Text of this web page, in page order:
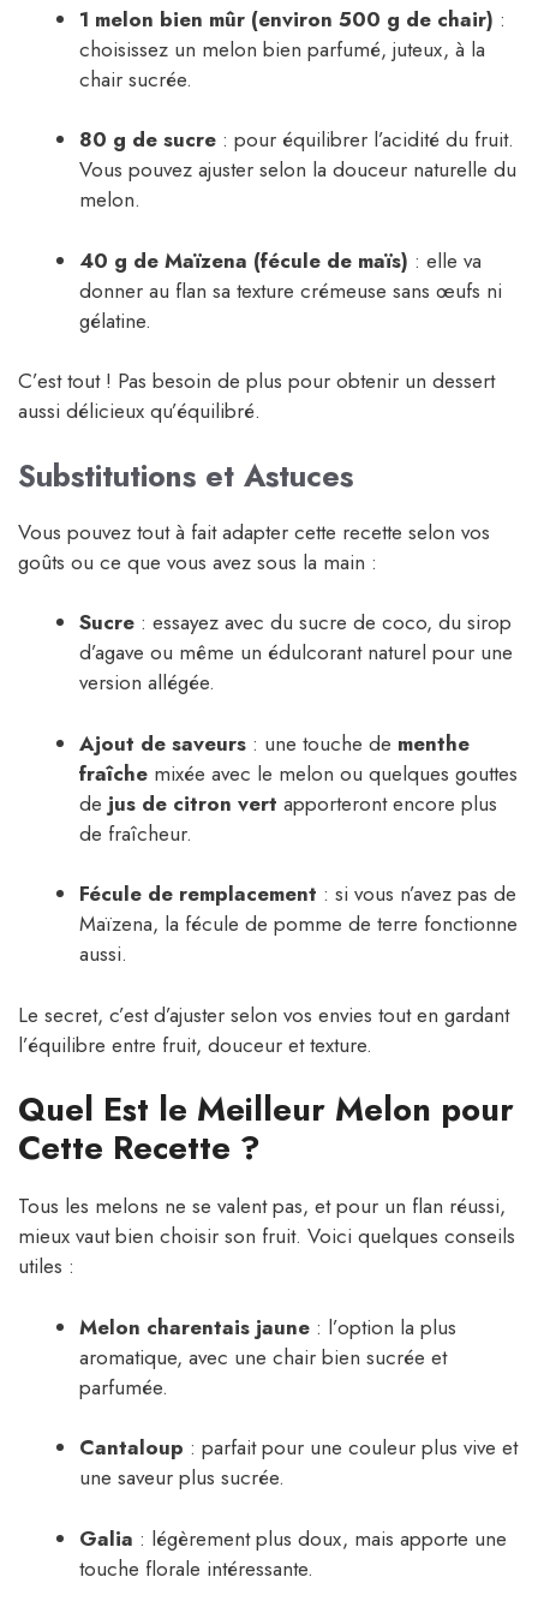
1 melon bien mûr (environ 500 g de chair) :
choisissez un melon bien parfumé, juteux, à la
chair sucrée.
80 g de sucre : pour équilibrer l’acidité du fruit.
Vous pouvez ajuster selon la douceur naturelle du
melon.
40 g de Maïzena (fécule de maïs) : elle va
donner au flan sa texture crémeuse sans œufs ni
gélatine.
C’est tout ! Pas besoin de plus pour obtenir un dessert
aussi délicieux qu’équilibré.
Substitutions et Astuces
Vous pouvez tout à fait adapter cette recette selon vos
goûts ou ce que vous avez sous la main :
Sucre : essayez avec du sucre de coco, du sirop
d’agave ou même un édulcorant naturel pour une
version allégée.
Ajout de saveurs : une touche de menthe
fraîche mixée avec le melon ou quelques gouttes
de jus de citron vert apporteront encore plus
de fraîcheur.
Fécule de remplacement : si vous n’avez pas de
Maïzena, la fécule de pomme de terre fonctionne
aussi.
Le secret, c’est d’ajuster selon vos envies tout en gardant
l’équilibre entre fruit, douceur et texture.
Quel Est le Meilleur Melon pour
Cette Recette ?
Tous les melons ne se valent pas, et pour un flan réussi,
mieux vaut bien choisir son fruit. Voici quelques conseils
utiles :
Melon charentais jaune : l’option la plus
aromatique, avec une chair bien sucrée et
parfumée.
Cantaloup : parfait pour une couleur plus vive et
une saveur plus sucrée.
Galia : légèrement plus doux, mais apporte une
touche florale intéressante.